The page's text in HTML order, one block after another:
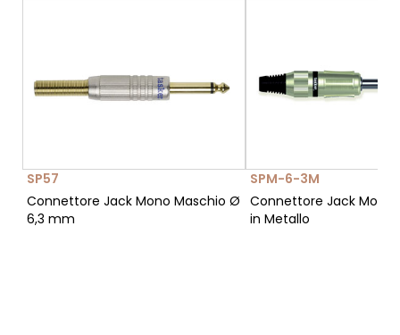
SP57
Connettore Jack Mono Maschio Ø
6,3 mm
SPM-6-3M
Connettore Jack Mono
in Metallo